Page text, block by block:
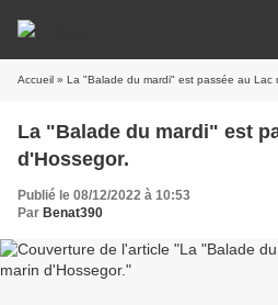
Accueil » La "Balade du mardi" est passée au Lac
La "Balade du mardi" est
d'Hossegor.
Publié le 08/12/2022 à 10:53
Par Benat390